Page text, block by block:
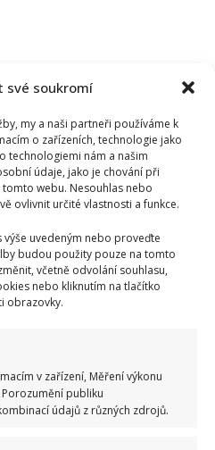
své soukromí
my a naši partneři používáme k
o zařízeních, technologie jako
technologiemi nám a našim
údaje, jako je chování při
webu. Nesouhlas nebo
ovlivnit určité vlastnosti a funkce.
výše uvedeným nebo proveďte
budou použity pouze na tomto
včetně odvolání souhlasu,
nebo kliknutím na tlačítko
obrazovky.
v zařízení, Měření výkonu
publiku
údajů z různých zdrojů.